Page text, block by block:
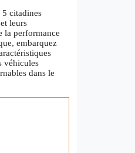
5 citadines
leurs
la performance
embarquez
véhicules
dans le